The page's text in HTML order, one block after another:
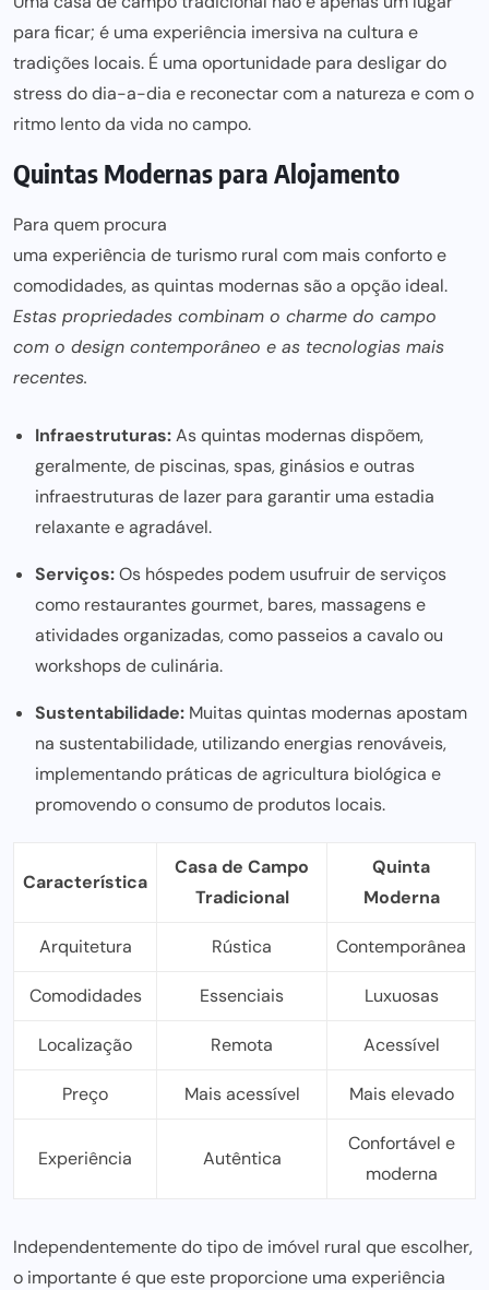
para ficar; é uma experiência imersiva na cultura e
tradições locais. É uma oportunidade para desligar do
stress do dia-a-dia e reconectar com a natureza e com o
ritmo lento da vida no campo.
Quintas Modernas para Alojamento
Para quem procura
uma experiência de turismo rural com maisconforto e
comodidades, as quintas modernas são a opção ideal.
Estas propriedades combinam o charme do campo
com o design contemporâneo e as tecnologias mais
recentes.
Infraestruturas:As quintas modernas dispõem,
geralmente, de piscinas, spas, ginásios e outras
infraestruturas de lazer para garantir uma estadia
relaxante e agradável.
Serviços:Os hóspedes podem usufruir de serviços
como restaurantes gourmet, bares, massagens e
atividades organizadas, como passeios a cavalo ou
workshops de culinária.
Sustentabilidade: Muitas quintas modernas apostam
na sustentabilidade, utilizando energias renováveis,
implementando práticas de agricultura biológica e
promovendo o consumo de produtos locais.
Característica
Casa de Campo
Tradicional
Quinta
Moderna
Arquitetura Rústica Contemporânea
Comodidades Essenciais Luxuosas
Localização Remota Acessível
Preço Mais acessível Mais elevado
Experiência Autêntica
Confortável e
moderna
Independentemente do tipo de imóvel rural que escolher,
o importante é que este proporcione uma experiência